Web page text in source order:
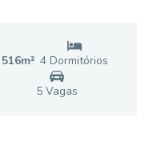
516m² 4 Dormitórios
5Vagas